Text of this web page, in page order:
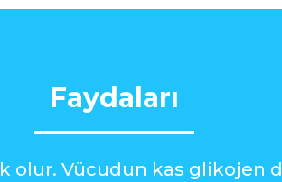
Faydaları
olur. Vücudun kas glikojen